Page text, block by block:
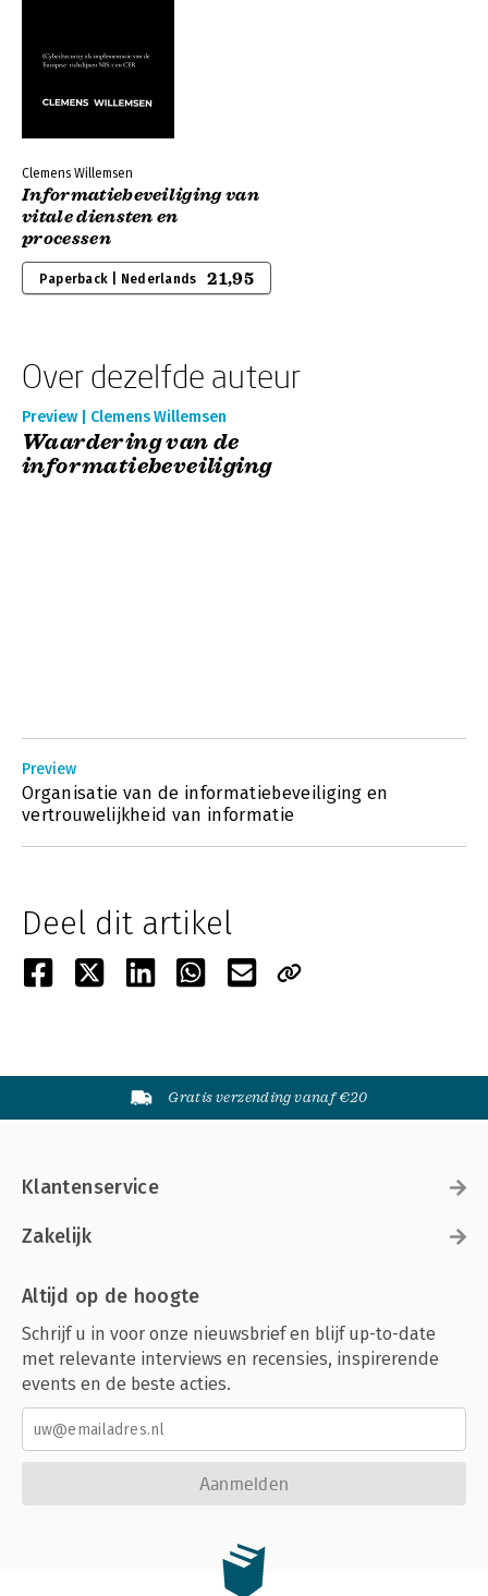
Clemens Willemsen
Informatiebeveiliging van
vitale diensten en
processen
Paperback | Nederlands 21,95
Over dezelfde auteur
Preview | Clemens Willemsen
Waardering van de
informatiebeveiliging
Preview
Organisatie van de informatiebeveiliging en
vertrouwelijkheid van informatie
Deel dit artikel
Gratis verzending vanaf €20
Klantenservice
Zakelijk
Altijd op de hoogte
Schrijf u in voor onze nieuwsbrief en blijf up-to-date
met relevante interviews en recensies, inspirerende
events en de beste acties.
Aanmelden